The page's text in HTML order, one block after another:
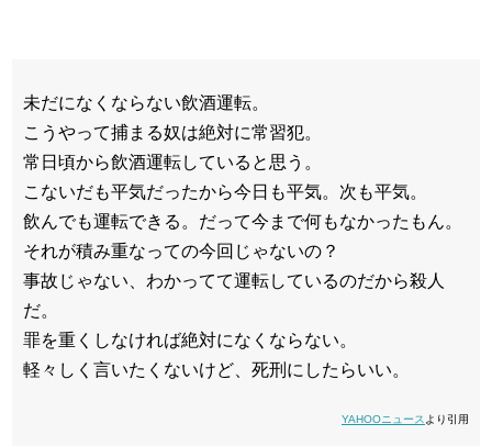
未だになくならない飲酒運転。
こうやって捕まる奴は絶対に常習犯。
常日頃から飲酒運転していると思う。
こないだも平気だったから今日も平気。次も平気。
飲んでも運転できる。だって今まで何もなかったもん。
それが積み重なっての今回じゃないの？
事故じゃない、わかってて運転しているのだから殺人
だ。
罪を重くしなければ絶対になくならない。
軽々しく言いたくないけど、死刑にしたらいい。
YAHOOニュース より引用